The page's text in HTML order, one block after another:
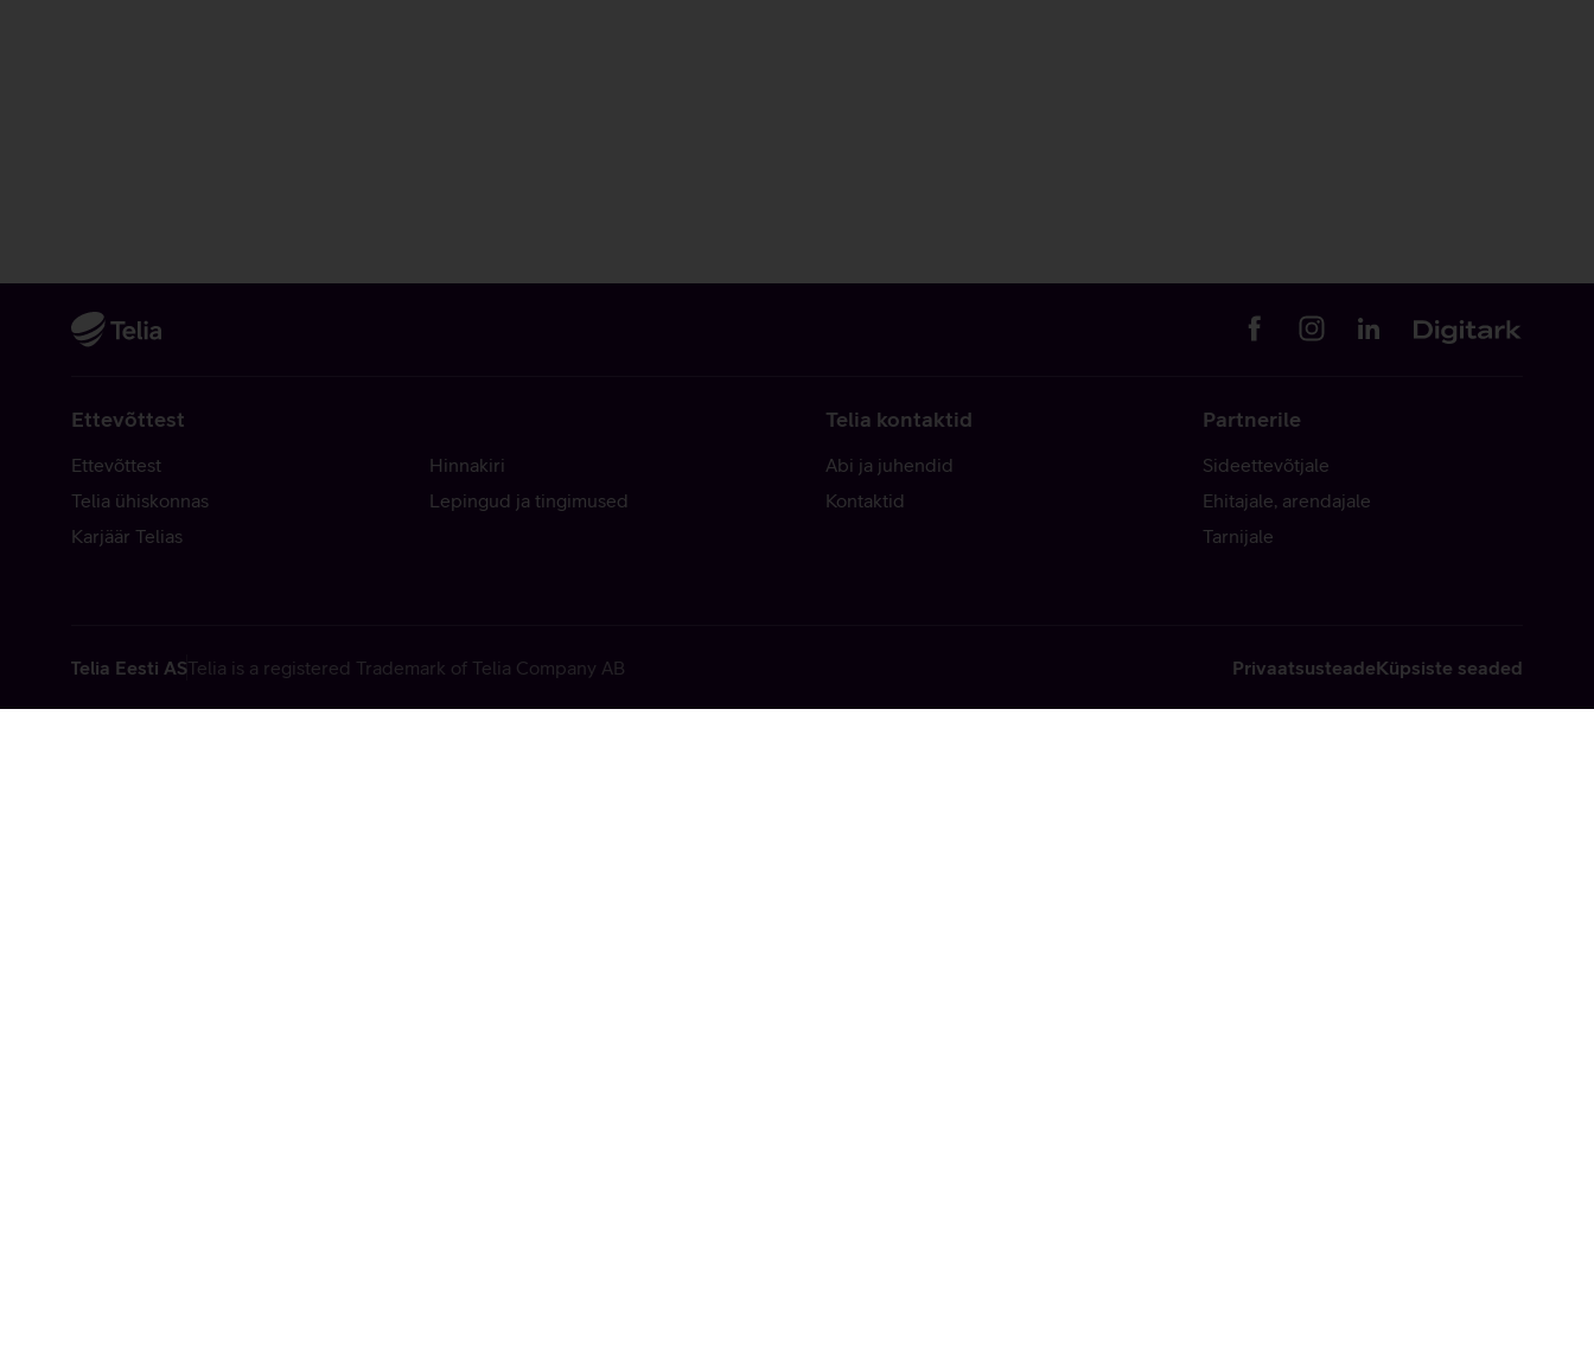
Ettevõttest
Ettevõttest
Telia ühiskonnas
Karjäär Telias
Hinnakiri
Lepingud ja tingimused
Telia kontaktid
Abi ja juhendid
Kontaktid
Partnerile
Sideettevõtjale
Ehitajale, arendajale
Tarnijale
Telia Eesti ASTelia is a registered Trademark of Telia Company AB PrivaatsusteadeKüpsiste seaded